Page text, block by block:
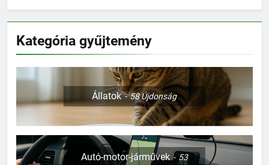
Kategória gyűjtemény
Állatok 58Újdonság
Autó-motor-járművek
53